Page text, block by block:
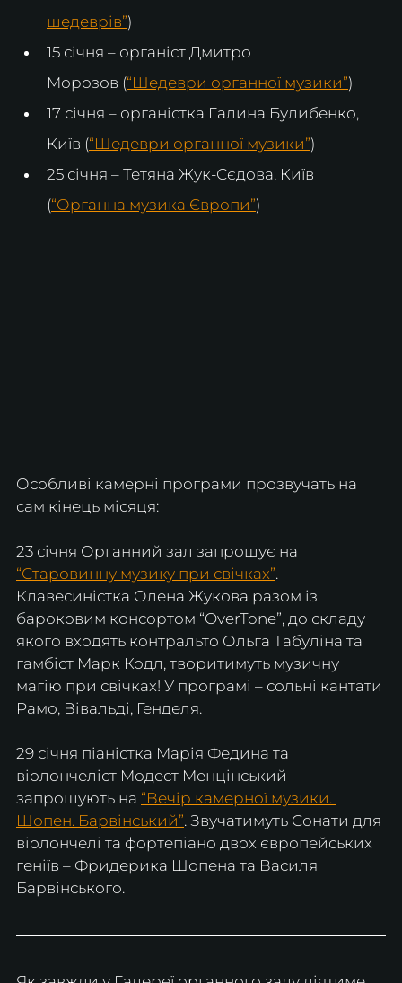
шедеврів”)
15 січня – органіст Дмитро
Морозов (“Шедеври органної музики”)
17 січня – органістка Галина Булибенко,
Київ (“Шедеври органної музики”)
25 січня – Тетяна Жук-Сєдова, Київ
(“Органна музика Європи”)
Особливі камерні програми прозвучать на
сам кінець місяця:
23 січня Органний зал запрошує на
“Старовинну музику при свічках”.
Клавесиністка Олена Жукова разом із
бароковим консортом “OverTone”, до складу
якого входять контральто Ольга Табуліна та
гамбіст Марк Кодл, творитимуть музичну
магію при свічках! У програмі – сольні кантати
Рамо, Вівальді, Генделя.
29 січня піаністка Марія Федина та
віолончеліст Модест Менцінський
запрошують на “Вечір камерної музики.
Шопен. Барвінський”. Звучатимуть Сонати для
віолончелі та фортепіано двох європейських
геніїв – Фридерика Шопена та Василя
Барвінського.